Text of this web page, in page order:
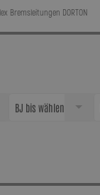
Bremsleitungen DORTON
BJ bis wählen